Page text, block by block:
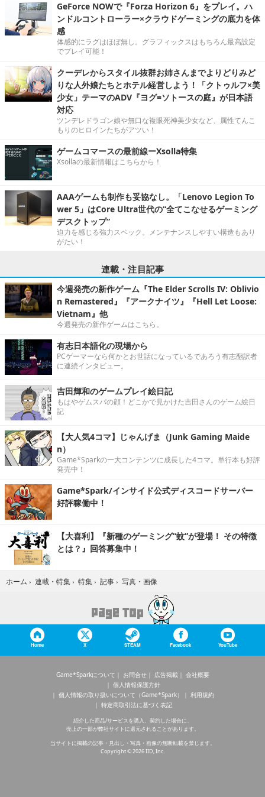
GeForce NOWで『Forza Horizon 6』をプレイ。ハ
ンドルコントローラー×クラウドゲーミングの底力を体
感
体感的にラグはほぼ無し。グラフィックスはもちろん最高設定
でプレイ可能！
クーデレからスタイル抜群お姉さんまでよりどりみど
りな人外娘たちとホテル経営しよう！「クトゥルフ×美
少女」テーマのADV『ヨグ=ソトースの庭』が日本語
対応
ツンデレドラゴン娘や無口な複眼死神美少女など、属性てんこ
もりのヒロインたちがアツい！
ゲームコマースの最前線ーXsolla特集
Xsollaの最新情報はこちらから！
AAAゲームも制作も妥協なし。「Lenovo Legion To
wer 5」はCore Ultra世代の“全てこなせるゲーミング
デスクトップ”
迫力を感じる強力スペック。メンテナンスしやすい構造もあり
がたい！
連載・注目記事
今週発売の新作ゲーム『The Elder Scrolls IV: Oblivio
n Remastered』『アークナイツ』『Hell Let Loose:
Vietnam』他
今週発売の新作ゲームはこちら。
有志日本語化の現場から
PCゲーマーなら何かとお世話になっているであろう有志翻訳者
に連続インタビュー。
吉田輝和のゲームプレイ絵日記
もはやゲムスパの顔！どこかで見かけた吉田さんのゲーム絵日
記
【大人気4コマ】じゃんげま（Junk Gaming Maide
n）
Game*Sparkの一大コンテンツに成長した4コマ。単行本も好評
発売中！
Game*Spark/インサイド公式ディスコードサーバー
好評稼働中！
【大喜利】『新種のゲーミング“蚊”が登場！ その特徴
とは？』回答募集中！
ホーム › 連載・特集 › 特集 › 記事 › 写真・画像
Home X STEAM Facebook YouTube
Game*Sparkについて お問合せ 広告掲載
会社概要
個人情報保護方針
個人情報の取り扱いについて（Game*Spark）
利用規約
特定商取引法に基づく表記
紹介した商品/サービスを購入、契約した場合に、
売上の一部が弊社サイトに還元されることがあります。
当サイトに掲載の記事・見出し・写真・画像の無断転載を禁じます。
Copyright © 2026 IID, Inc.